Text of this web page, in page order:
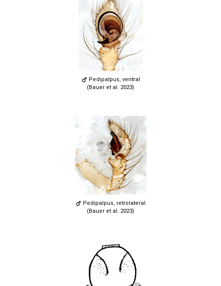
Pedipalpus, ventral
(Bauer et al. 2023)
Pedipalpus, retrolateral
(Bauer et al. 2023)